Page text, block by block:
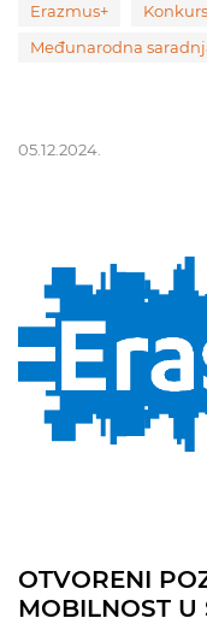
Erazmus+
Međunarodna
05.12.2024.
OTVORENI
MOBILNOST